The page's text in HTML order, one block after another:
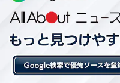
View this